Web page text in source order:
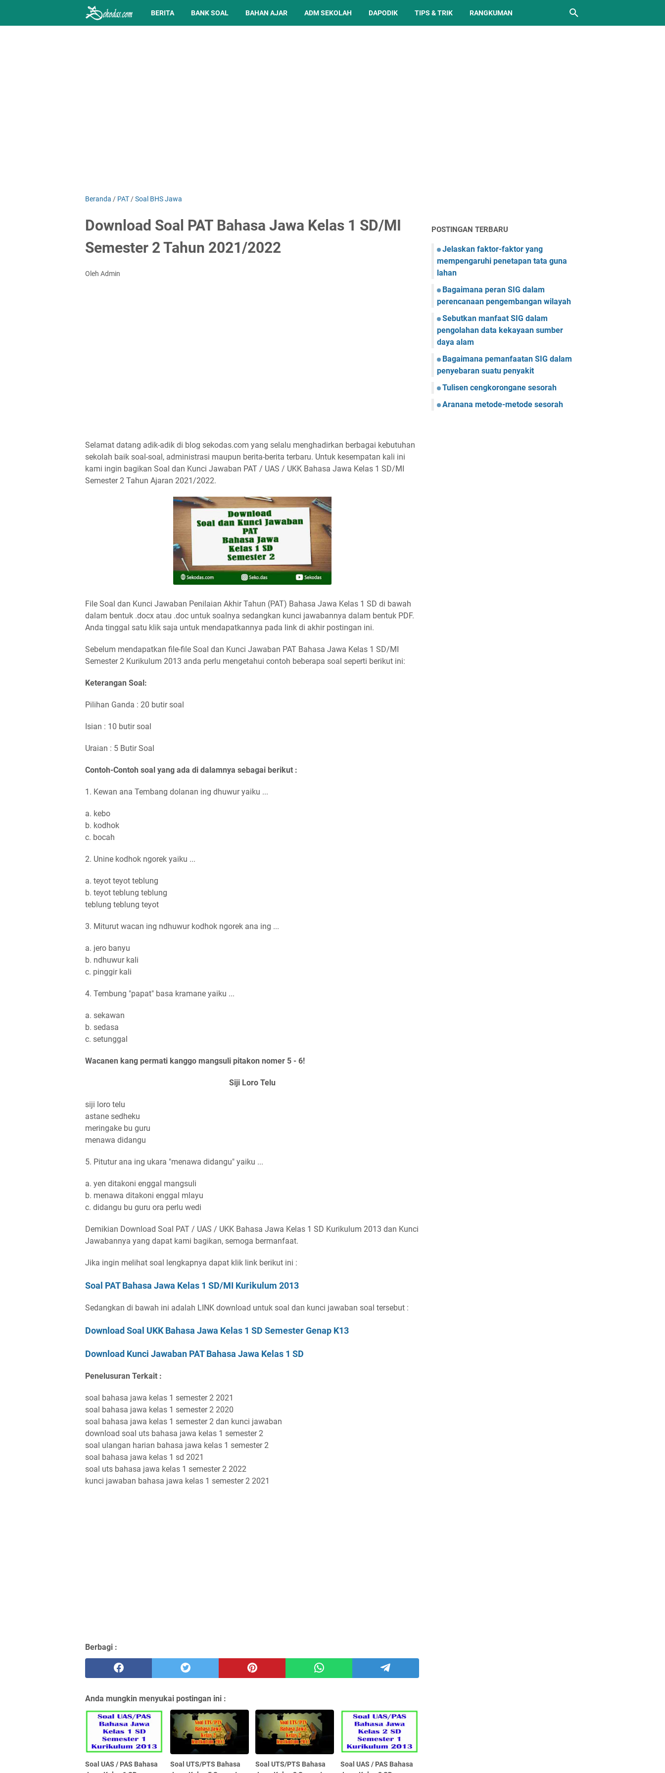
BERITA BANK SOAL BAHAN AJAR ADM SEKOLAH DAPODIK TIPS & TRIK RANGKUMAN
Beranda / PAT /Soal BHS Jawa
Download Soal PAT Bahasa Jawa Kelas 1 SD/MI
Semester 2 Tahun 2021/2022
Oleh Admin
Selamat datang adik-adik di blog sekodas.com yang selalu menghadirkan berbagai kebutuhan
sekolah baik soal-soal, administrasi maupun berita-berita terbaru. Untuk kesempatan kali ini
kami ingin bagikan Soal dan Kunci Jawaban PAT / UAS / UKK Bahasa Jawa Kelas 1 SD/MI
Semester 2 Tahun Ajaran 2021/2022.
File Soal dan Kunci Jawaban Penilaian Akhir Tahun (PAT) Bahasa Jawa Kelas 1 SD di bawah
dalam bentuk .docx atau .doc untuk soalnya sedangkan kunci jawabannya dalam bentuk PDF.
Anda tinggal satu klik saja untuk mendapatkannya pada link di akhir postingan ini.
Sebelum mendapatkan file-file Soal dan Kunci Jawaban PAT Bahasa Jawa Kelas 1 SD/MI
Semester 2 Kurikulum 2013 anda perlu mengetahui contoh beberapa soal seperti berikut ini:
Keterangan Soal:
Pilihan Ganda : 20 butir soal
Isian : 10 butir soal
Uraian : 5 Butir Soal
Contoh-Contoh soal yang ada di dalamnya sebagai berikut :
1. Kewan ana Tembang dolanan ing dhuwur yaiku ...
a. kebo
b. kodhok
c. bocah
2. Unine kodhok ngorek yaiku ...
a. teyot teyot teblung
b. teyot teblung teblung
teblung teblung teyot
3. Miturut wacan ing ndhuwur kodhok ngorek ana ing ...
a. jero banyu
b. ndhuwur kali
c. pinggir kali
4. Tembung "papat" basa kramane yaiku ...
a. sekawan
b. sedasa
c. setunggal
Wacanen kang permati kanggo mangsuli pitakon nomer 5 - 6!
Siji Loro Telu
siji loro telu
astane sedheku
meringake bu guru
menawa didangu
5. Pitutur ana ing ukara "menawa didangu" yaiku ...
a. yen ditakoni enggal mangsuli
b. menawa ditakoni enggal mlayu
c. didangu bu guru ora perlu wedi
Demikian Download Soal PAT / UAS / UKK Bahasa Jawa Kelas 1 SD Kurikulum 2013 dan Kunci
Jawabannya yang dapat kami bagikan, semoga bermanfaat.
Jika ingin melihat soal lengkapnya dapat klik link berikut ini :
Soal PAT Bahasa Jawa Kelas 1 SD/MI Kurikulum 2013
Sedangkan di bawah ini adalah LINK download untuk soal dan kunci jawaban soal tersebut :
Download Soal UKK Bahasa Jawa Kelas 1 SD Semester Genap K13
Download Kunci Jawaban PAT Bahasa Jawa Kelas 1 SD
Penelusuran Terkait :
soal bahasa jawa kelas 1 semester 2 2021
soal bahasa jawa kelas 1 semester 2 2020
soal bahasa jawa kelas 1 semester 2 dan kunci jawaban
download soal uts bahasa jawa kelas 1 semester 2
soal ulangan harian bahasa jawa kelas 1 semester 2
soal bahasa jawa kelas 1 sd 2021
soal uts bahasa jawa kelas 1 semester 2 2022
kunci jawaban bahasa jawa kelas 1 semester 2 2021
Berbagi :
Anda mungkin menyukai postingan ini :
Soal UAS / PAS Bahasa
Soal UTS/PTS Bahasa
Soal UTS/PTS Bahasa
Soal UAS / PAS Bahasa
POSTINGAN TERBARU
Jelaskan faktor-faktor yang
mempengaruhi penetapan tata guna
lahan
Bagaimana peran SIG dalam
perencanaan pengembangan wilayah
Sebutkan manfaat SIG dalam
pengolahan data kekayaan sumber
daya alam
Bagaimana pemanfaatan SIG dalam
penyebaran suatu penyakit
Tulisen cengkorongane sesorah
Aranana metode-metode sesorah